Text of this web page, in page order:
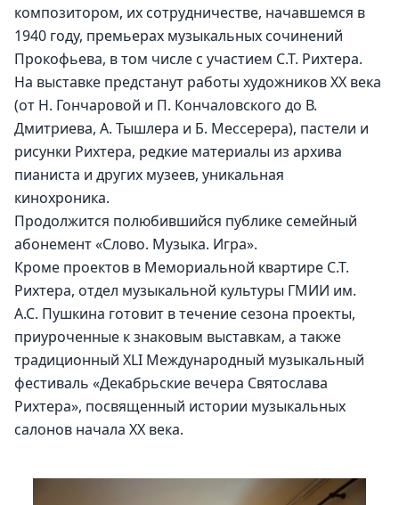
композитором, их сотрудничестве, начавшемся в
1940 году, премьерах музыкальных сочинений
Прокофьева, в том числе с участием С.Т. Рихтера.
На выставке предстанут работы художников XX века
(от Н. Гончаровой и П. Кончаловского до В.
Дмитриева, А. Тышлера и Б. Мессерера), пастели и
рисунки Рихтера, редкие материалы из архива
пианиста и других музеев, уникальная
кинохроника.
Продолжится полюбившийся публике семейный
абонемент «Слово. Музыка. Игра».
Кроме проектов в Мемориальной квартире С.Т.
Рихтера, отдел музыкальной культуры ГМИИ им.
А.С. Пушкина готовит в течение сезона проекты,
приуроченные к знаковым выставкам, а также
традиционный XLI Международный музыкальный
фестиваль «Декабрьские вечера Святослава
Рихтера», посвященный истории музыкальных
салонов начала XX века.